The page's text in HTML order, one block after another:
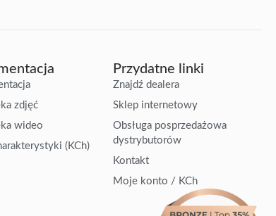
zdjęć
wideo
(KCh)
Przydatne linki
Znajdź dealera
Sklep internetowy
Obsługa posprzedażowa
dystrybutorów
Kontakt
Moje konto / KCh